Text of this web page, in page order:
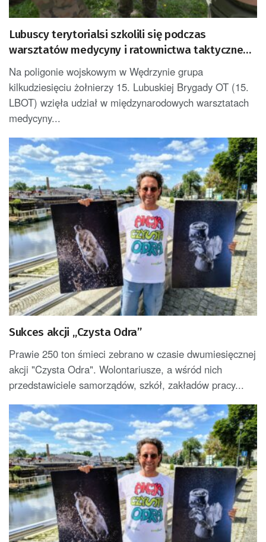
Lubuscy terytorialsi szkolili się podczas
warsztatów medycyny i ratownictwa taktycznego
[GALERIA ZDJĘĆ]
Na poligonie wojskowym w Wędrzynie grupa
kilkudziesięciu żołnierzy 15. Lubuskiej Brygady OT (15.
LBOT) wzięła udział w międzynarodowych warsztatach
medycyny...
Sukces akcji „Czysta Odra”
Prawie 250 ton śmieci zebrano w czasie dwumiesięcznej
akcji "Czysta Odra". Wolontariusze, a wśród nich
przedstawiciele samorządów, szkół, zakładów pracy...